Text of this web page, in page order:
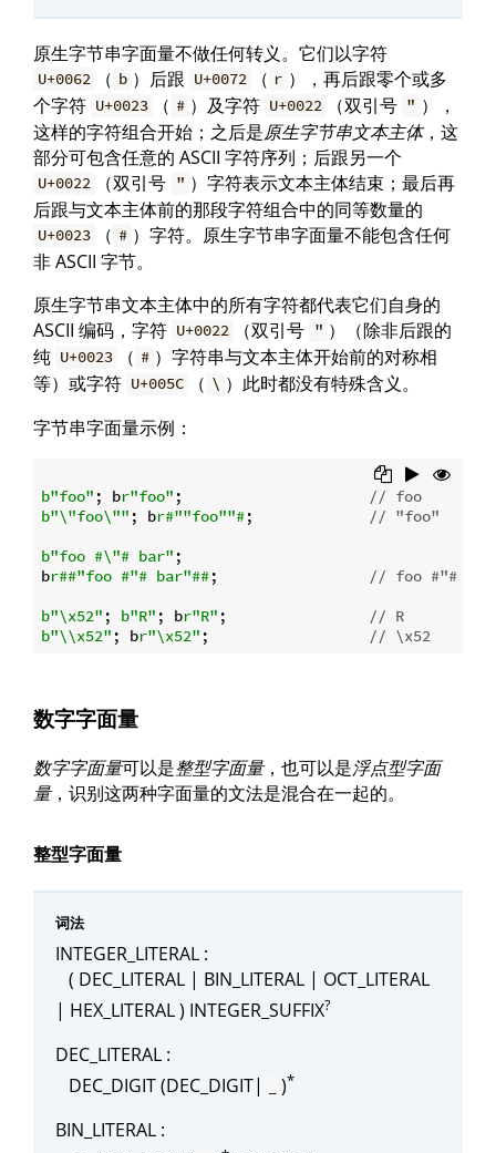
原生字节串字面量不做任何转义。它们以字符
U+0062 （ b ）后跟 U+0072 （ r ），再后跟零个或多
个字符 U+0023 （ # ）及字符 U+0022 （双引号 " ），
这样的字符组合开始；之后是原生字节串文本主体，这
部分可包含任意的 ASCII 字符序列；后跟另一个
U+0022 （双引号 " ）字符表示文本主体结束；最后再
后跟与文本主体前的那段字符组合中的同等数量的
U+0023 （ # ）字符。原生字节串字面量不能包含任何
非 ASCII 字节。
原生字节串文本主体中的所有字符都代表它们自身的
ASCII 编码，字符 U+0022 （双引号 " ）（除非后跟的
纯 U+0023 （ # ）字符串与文本主体开始前的对称相
等）或字符 U+005C （ \ ）此时都没有特殊含义。
字节串字面量示例：
b"foo" ; br"foo" ;
// foo
b"\"foo\"" ; br#""foo""#;
// "foo"
b"foo #\"# bar" ;
br##"foo #"# bar"##;
// foo #"# bar
b"\x52" ; b"R" ; br"R" ;
// R
b"\\x52" ; br"\x52" ; // \x52
数字字面量
数字字面量可以是整型字面量，也可以是浮点型字面
量，识别这两种字面量的文法是混合在一起的。
整型字面量
词法
INTEGER_LITERAL :
( DEC_LITERAL | BIN_LITERAL | OCT_LITERAL
| HEX_LITERAL ) INTEGER_SUFFIX?
DEC_LITERAL :
DEC_DIGIT (DEC_DIGIT|
)*
BIN_LITERAL :